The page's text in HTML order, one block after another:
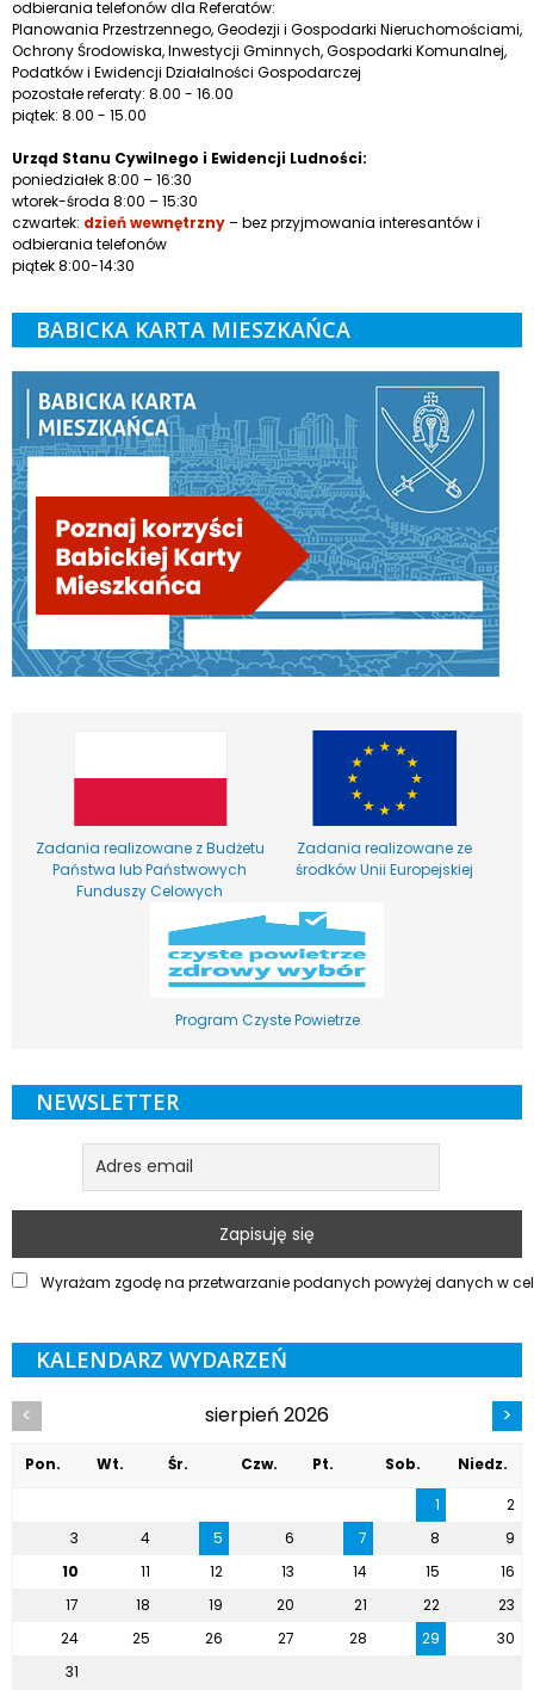
odbierania telefonów dla Referatów:
Planowania Przestrzennego, Geodezji i Gospodarki Nieruchomościami,
Ochrony Środowiska, Inwestycji Gminnych, Gospodarki Komunalnej,
Podatków i Ewidencji Działalności Gospodarczej
pozostałe referaty: 8.00 - 16.00
piątek: 8.00 - 15.00
Urząd Stanu Cywilnego i Ewidencji Ludności:
poniedziałek 8:00 – 16:30
wtorek-środa 8:00 – 15:30
czwartek: dzień wewnętrzny– bez przyjmowania interesantów i
odbierania telefonów
piątek 8:00-14:30
BABICKA KARTA MIESZKAŃCA
Zadania realizowane z Budżetu
Państwa lub Państwowych
Funduszy Celowych
Zadania realizowane ze
środków Unii Europejskiej
Program Czyste Powietrze
NEWSLETTER
Wyrażam zgodę na przetwarzanie podanych powyżej danych w
KALENDARZ WYDARZEŃ
< sierpień 2026 >
Pon. Wt. Śr. Czw. Pt. Sob.
Niedz.
1
2
3
4 5 6 7 8
9
10
11 12 13 14 15
16
17
18 19 20 21 22
23
24
25 26 27 28 29
30
31